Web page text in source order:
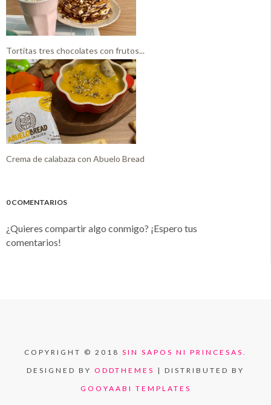
Tortitas tres chocolates con frutos...
Crema de calabaza con Abuelo Bread
0 COMENTARIOS
¿Quieres compartir algo conmigo? ¡Espero tus
comentarios!
COPYRIGHT © 2018 SIN SAPOS NI PRINCESAS.
DESIGNED BY ODDTHEMES | DISTRIBUTED BY
GOOYAABI TEMPLATES